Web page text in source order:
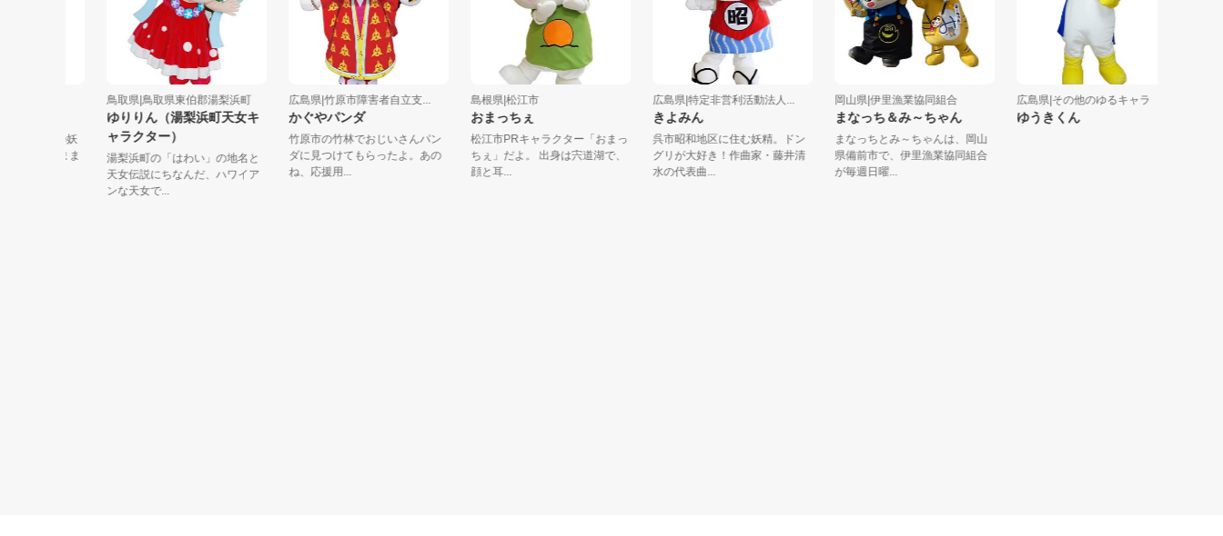
鳥取県|鳥取県東伯郡湯梨浜町
ゆりりん（湯梨浜町天女キ
ャラクター）
湯梨浜町の「はわい」の地名と
天女伝説にちなんだ、ハワイア
ンな天女で...
広島県|竹原市障害者自立支...
かぐやパンダ
竹原市の竹林でおじいさんパン
ダに見つけてもらったよ。あの
ね、応援用...
島根県|松江市
おまっちぇ
松江市PRキャラクター「おまっ
ちぇ」だよ。 出身は宍道湖で、
顔と耳...
広島県|特定非営利活動法人...
きよみん
呉市昭和地区に住む妖精。ドン
グリが大好き！作曲家・藤井清
水の代表曲...
岡山県|伊里漁業協同組合
まなっち＆み～ちゃん
まなっちとみ～ちゃんは、岡山
県備前市で、伊里漁業協同組合
が毎週日曜...
広島県|その他のゆるキャラ
ゆうきくん